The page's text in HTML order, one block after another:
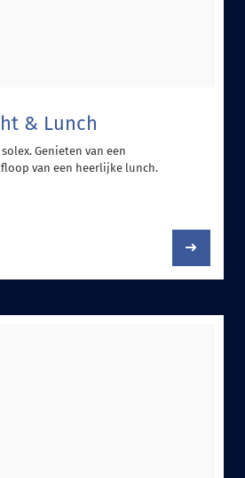
& Lunch
Genieten van een
van een heerlijke lunch.